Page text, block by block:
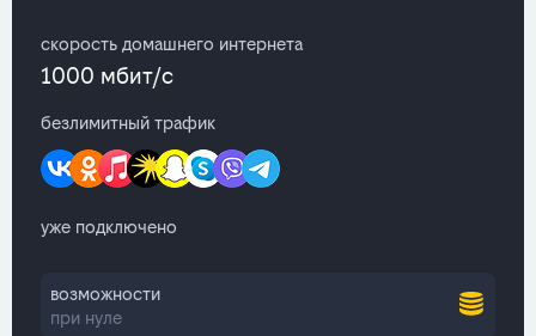
скорость домашнего интернета
1000 мбит/с
безлимитный трафик
уже подключено
возможности
при нуле